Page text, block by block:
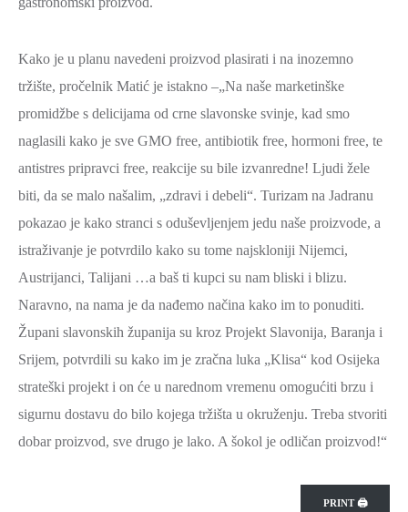
Kako je u planu navedeni proizvod plasirati i na inozemno
tržište, pročelnik Matić je istakno –„Na naše marketinške
promidžbe s delicijama od crne slavonske svinje, kad smo
naglasili kako je sve GMO free, antibiotik free, hormoni free, te
antistres pripravci free, reakcije su bile izvanredne! Ljudi žele
biti, da se malo našalim, „zdravi i debeli“. Turizam na Jadranu
pokazao je kako stranci s oduševljenjem jedu naše proizvode, a
istraživanje je potvrdilo kako su tome najskloniji Nijemci,
Austrijanci, Talijani …a baš ti kupci su nam bliski i blizu.
Naravno, na nama je da nađemo načina kako im to ponuditi.
Župani slavonskih županija su kroz Projekt Slavonija, Baranja i
Srijem, potvrdili su kako im je zračna luka „Klisa“ kod Osijeka
strateški projekt i on će u narednom vremenu omogućiti brzu i
sigurnu dostavu do bilo kojega tržišta u okruženju. Treba stvoriti
dobar proizvod, sve drugo je lako. A šokol je odličan proizvod!“
PRINT 🖨